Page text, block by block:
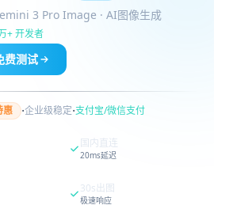
3 Pro Image · AI图像生成
+ 开发者
费测试
惠 ·企业级稳定·支付宝/微信支付
国内直连
20ms延迟
30s出图
极速响应